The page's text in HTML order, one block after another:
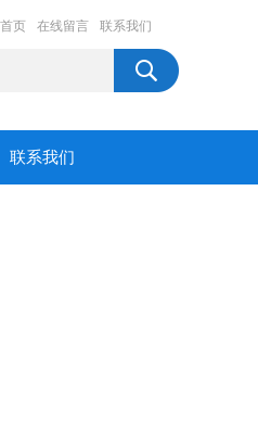
页 在线留言 联系我们
联系我们